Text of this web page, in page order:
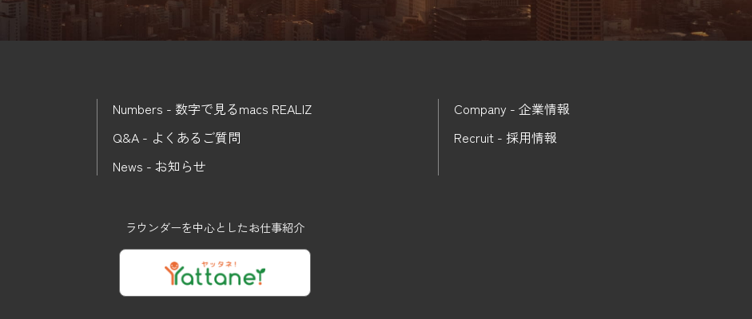
Numbers - 数字で見るmacs REALIZ
Q&A - よくあるご質問
News - お知らせ
Company - 企業情報
Recruit - 採用情報
ラウンダーを中心としたお仕事紹介